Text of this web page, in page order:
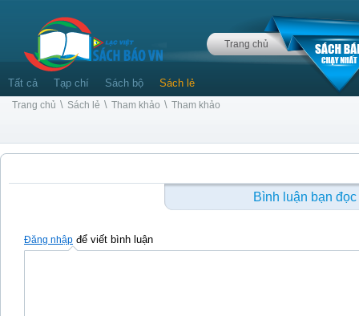
Trang chủ
Tất cả Tạp chí Sách bộ Sách lẻ
Trang chủ \ Sách lẻ \ Tham khảo \ Tham khảo
Bình luận bạn đọc
Đăng nhập để viết bình luận